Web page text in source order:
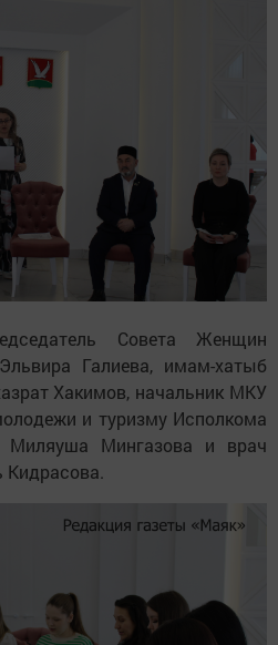
Совета Женщин
Галиева, имам-хатыб
Хакимов, начальник МКУ
и туризму Исполкома
Миляуша Мингазова и врач
Кидрасова.